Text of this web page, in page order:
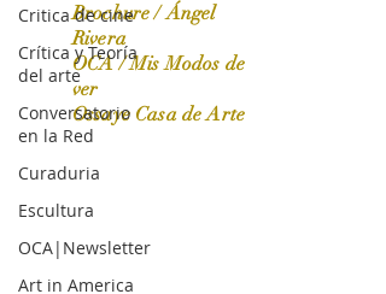
Critica de cine
Crítica y Teoría
del arte
Conversatorio
en la Red
Curaduria
Escultura
OCA|Newsletter
Art in America
OCA|News 31 / Marzo-Abril / 2024
Brochure / Ángel
Rivera
OCA / Mis Modos de
ver
Ossaye Casa de Arte